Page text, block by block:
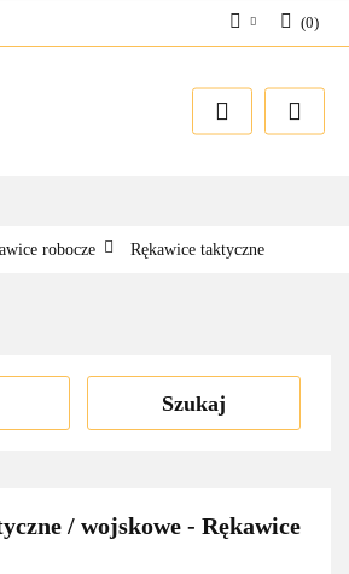
Zarejestruj się
(0)
robocze Rękawice taktyczne
Szukaj
/ wojskowe - Rękawice